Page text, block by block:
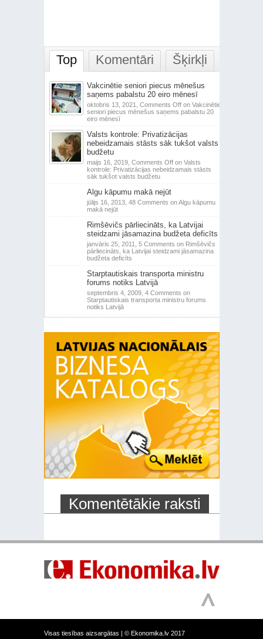
Top Komentāri Šķirkļi
Vakcinētie seniori piecus mēnešus
saņems pabalstu 20 eiro mēnesī
oktobris 13, 2021, Comments Offon Vakcinētie
seniori piecus mēnešus saņems pabalstu 20
eiro mēnesī
Valsts kontrole: Privatizācijas
nebeidzamais stāsts sāk tukšot valsts
budžetu
maijs 16, 2019, Comments Offon Valsts
kontrole: Privatizācijas nebeidzamais stāsts
sāk tukšot valsts budžetu
Algu kāpumu makā nejūt
jūlijs 16, 2013, 48 Comments on Algu kāpumu
makā nejūt
Rimšēvičs pārliecināts, ka Latvijai
steidzami jāsamazina budžeta deficīts
janvāris 25, 2011, 5 Comments on Rimšēvičs
pārliecināts, ka Latvijai steidzami jāsamazina
budžeta deficīts
Starptautiskais transporta ministru
forums notiks Latvijā
septembris 4, 2009, 4 Comments on
Starptautiskais transporta ministru forums
notiks Latvijā
Komentētākie raksti
Visas tiesības aizsargātas | © Ekonomika.lv 2017